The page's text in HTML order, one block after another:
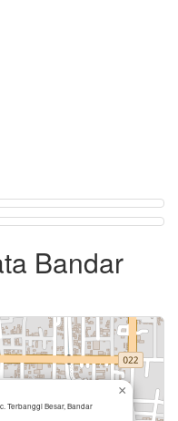
Bandar
Terbanggi Besar, Bandar
×